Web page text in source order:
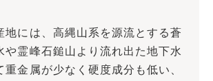
地には、高縄山系を源流とする蒼
や霊峰石鎚山より流れ出た地下水
重金属が少なく硬度成分も低い、